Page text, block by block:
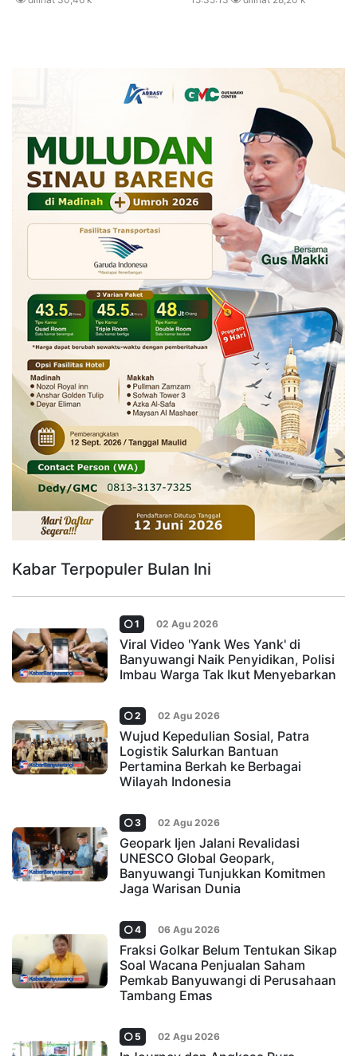
Kabar Terpopuler Bulan Ini
1 02 Agu 2026
Viral Video 'Yank Wes Yank' di
Banyuwangi Naik Penyidikan, Polisi
Imbau Warga Tak Ikut Menyebarkan
2 02 Agu 2026
Wujud Kepedulian Sosial, Patra
Logistik Salurkan Bantuan
Pertamina Berkah ke Berbagai
Wilayah Indonesia
3 02 Agu 2026
Geopark Ijen Jalani Revalidasi
UNESCO Global Geopark,
Banyuwangi Tunjukkan Komitmen
Jaga Warisan Dunia
4 06 Agu 2026
Fraksi Golkar Belum Tentukan Sikap
Soal Wacana Penjualan Saham
Pemkab Banyuwangi di Perusahaan
Tambang Emas
5 02 Agu 2026